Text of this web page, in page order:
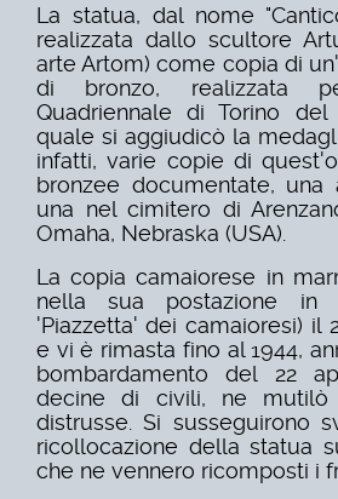
La statua, dal nome
realizzata dallo scultore
arte Artom) come copia di
di bronzo, realizzata
Quadriennale di Torino
quale si aggiudicò la
infatti, varie copie di
bronzee documentate, una
una nel cimitero di
Omaha, Nebraska (USA).
La copia camaiorese in
nella sua postazione in
'Piazzetta' dei camaioresi) il
e vi è rimasta fino al 1944,
bombardamento del 22
decine di civili, ne mutilò
distrusse. Si susseguirono
ricollocazione della statua
che ne vennero ricomposti i